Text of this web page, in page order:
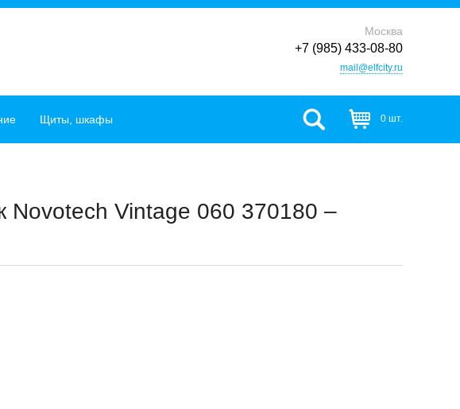
Москва
+7 (985) 433-08-80
mail@elfcity.ru
Щиты, шкафы 0 шт.
Novotech Vintage 060 370180 –